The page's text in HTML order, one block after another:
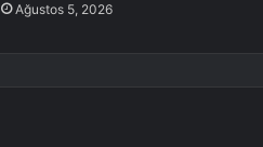
Ağustos 5, 2026